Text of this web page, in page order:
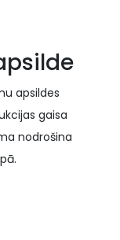
apsildes
gaisa
nodrošina